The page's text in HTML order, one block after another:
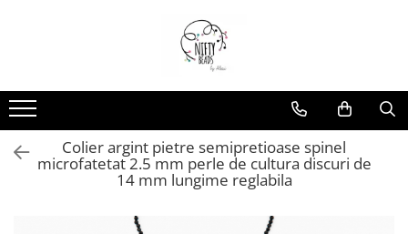
Colier argint pietre semipretioase spinel
microfatetat 2.5 mm perle de cultura discuri de
14 mm lungime reglabila